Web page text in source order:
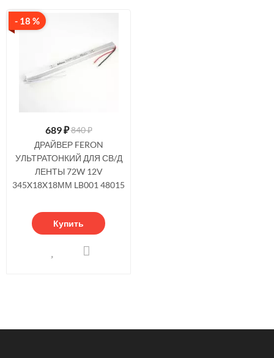
- 18 %
689₽840 ₽
ДРАЙВЕР FERON
УЛЬТРАТОНКИЙ ДЛЯ СВ/Д
ЛЕНТЫ 72W 12V
345X18X18ММ LB001 48015
Купить